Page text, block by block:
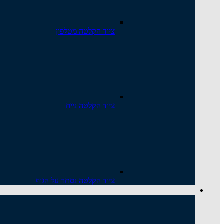
ציוד הקלטה מטלפון
ציוד הקלטה נייח
ציוד הקלטה נסתר על הגוף